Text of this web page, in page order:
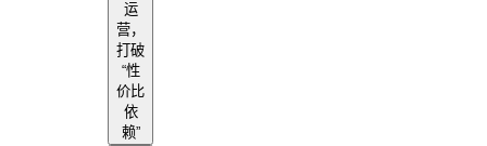
运
营，
打破
“性
价比
依
赖”